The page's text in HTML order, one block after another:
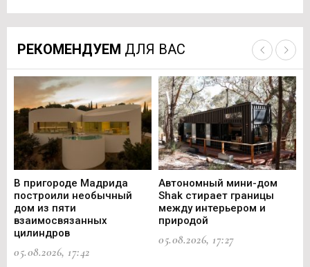
РЕКОМЕНДУЕМ ДЛЯ ВАС
В пригороде Мадрида
построили необычный
дом из пяти
взаимосвязанных
цилиндров
05.08.2026, 17:42
Автономный мини-дом
Shak стирает границы
между интерьером и
природой
05.08.2026, 17:27